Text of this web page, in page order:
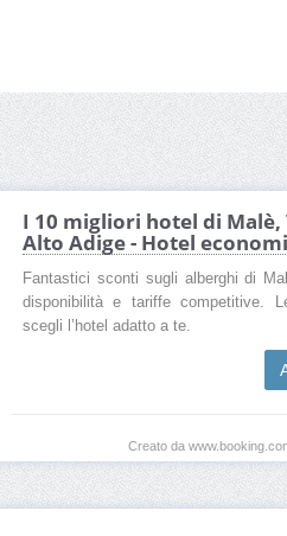
I 10 migliori hotel di
Alto Adige - Hotel
Fantastici sconti sugli alberghi di
disponibilità e tariffe competitive.
scegli l’hotel adatto a te.
Creato da